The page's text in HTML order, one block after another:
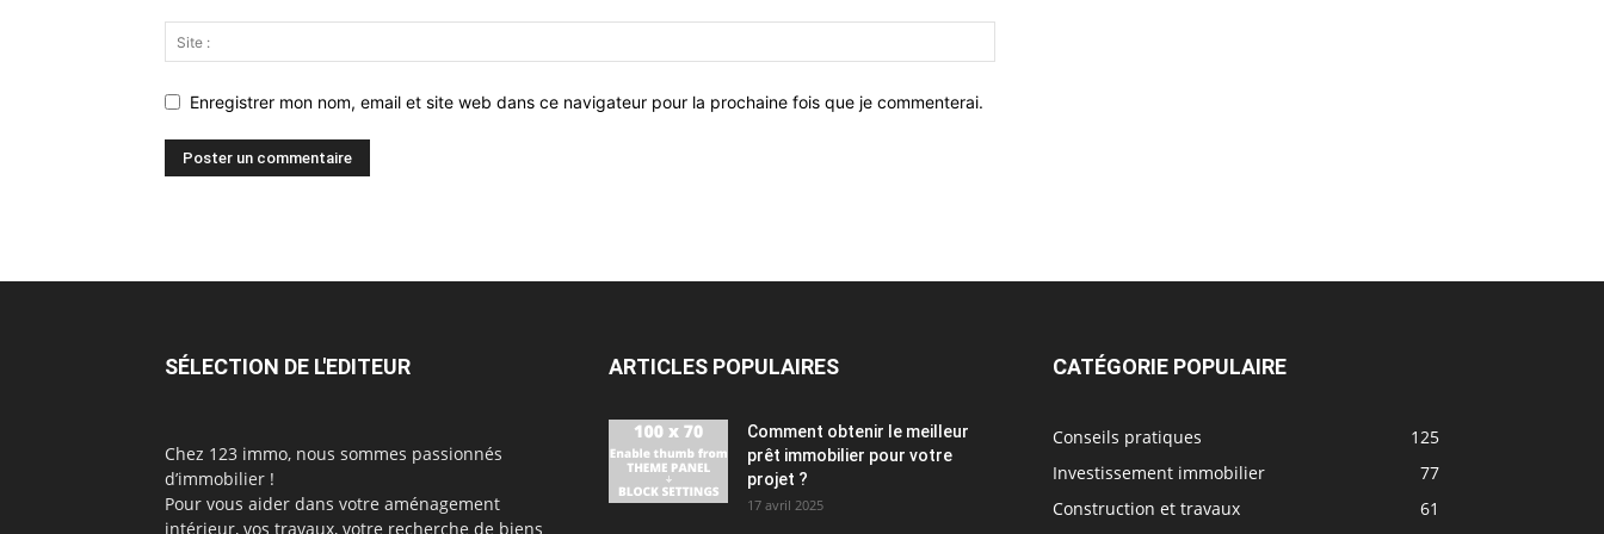
Enregistrer mon nom, email et site web dans ce navigateur pour la prochaine fois que je commenterai.
SÉLECTION DE L'EDITEUR
Chez 123 immo, nous sommes passionnés
d’immobilier !
Pour vous aider dans votre aménagement
intérieur, vos travaux, votre recherche de biens
ARTICLES POPULAIRES
Comment obtenir le meilleur
prêt immobilier pour votre
projet ?
17 avril 2025
CATÉGORIE POPULAIRE
Conseils pratiques
125
Investissement immobilier
77
Construction et travaux
61